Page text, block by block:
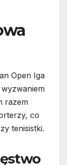
Open Iga
razem
co
tenisistki.